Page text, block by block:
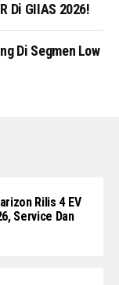
Di GIIAS 2026!
Di Segmen Low
Rilis 4 EV
Service Dan